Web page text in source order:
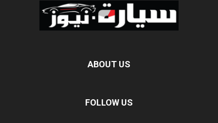
ABOUT US
FOLLOW US